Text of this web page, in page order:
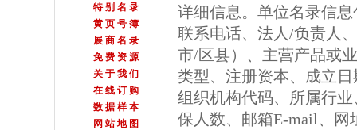
特 别 名 录
黄 页 号 簿
展 商 名 录
免 费 资 源
关 于 我 们
在 线 订 购
数 据 样 本
网 站 地 图
详细信息。单位名录信
联系电话、法人/负责人
市/区县）、主营产品或
类型、注册资本、成立
组织机构代码、所属行
保人数、邮箱E-mail、网